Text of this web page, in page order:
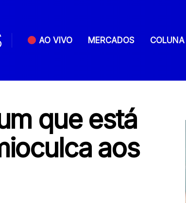
AO VIVO MERCADOS COLUNA
que está
aos